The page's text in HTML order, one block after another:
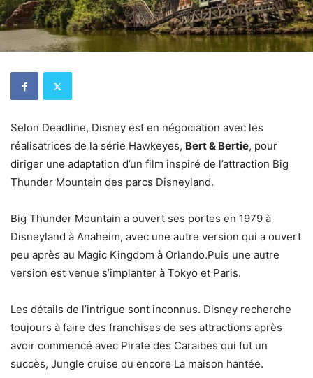
Selon Deadline, Disney est en négociation avec les
réalisatrices de la série Hawkeyes, Bert & Bertie, pour
diriger une adaptation d’un film inspiré de l’attraction Big
Thunder Mountain des parcs Disneyland.
Big Thunder Mountain a ouvert ses portes en 1979 à
Disneyland à Anaheim, avec une autre version qui a ouvert
peu après au Magic Kingdom à Orlando.Puis une autre
version est venue s’implanter à Tokyo et Paris.
Les détails de l’intrigue sont inconnus. Disney recherche
toujours à faire des franchises de ses attractions après
avoir commencé avec Pirate des Caraibes qui fut un
succès, Jungle cruise ou encore La maison hantée.